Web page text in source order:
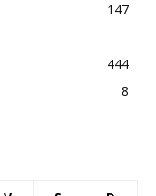
147
444
8